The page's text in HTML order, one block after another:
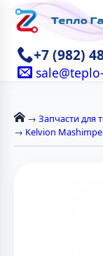
+7 (982)
→ Запчасти для
→ Kelvion